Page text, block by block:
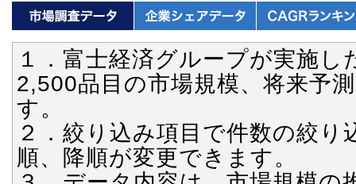
１．富士経済グループが実施し
2,500品目の市場規模、将来予
す。
２．絞り込み項目で件数の絞
順、降順が変更できます。